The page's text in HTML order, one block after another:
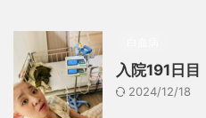
入院191日
2024/12/18